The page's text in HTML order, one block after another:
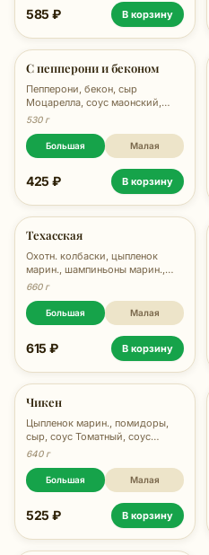
585 ₽ В корзину
С пепперони и беконом
Пепперони, бекон, сыр
Моцарелла, соус маонский,
орегано, 530 гр.
530 г
Большая Малая
425 ₽ В корзину
Техасская
Охотн. колбаски, цыпленок
марин., шампиньоны марин.,
сыр, соус Кисло-сладкий, соус
660 г
Большая Малая
615 ₽ В корзину
Чикен
Цыпленок марин., помидоры,
сыр, соус Томатный, соус
Маонский, зелень, 670 гр.
640 г
Большая Малая
525 ₽ В корзину